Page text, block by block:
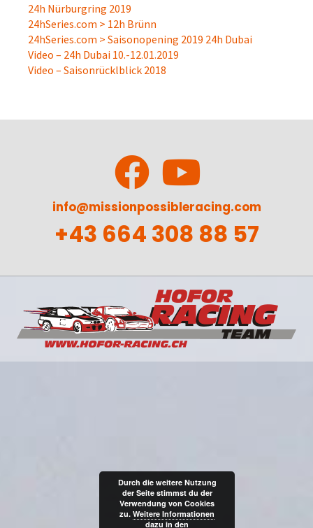
24h Nürburgring 2019
24hSeries.com > 12h Brünn
24hSeries.com > Saisonopening 2019 24h Dubai
Video – 24h Dubai 10.-12.01.2019
Video – Saisonrücklblick 2018
info@missionpossibleracing.com
+43 664 308 88 57
Durch die weitere Nutzung
der Seite stimmst du der
Verwendung von Cookies
zu. Weitere Informationen
dazu in den